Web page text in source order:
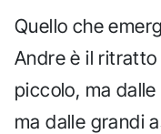
Quello che
Andre è il
piccolo, ma
ma dalle grandi